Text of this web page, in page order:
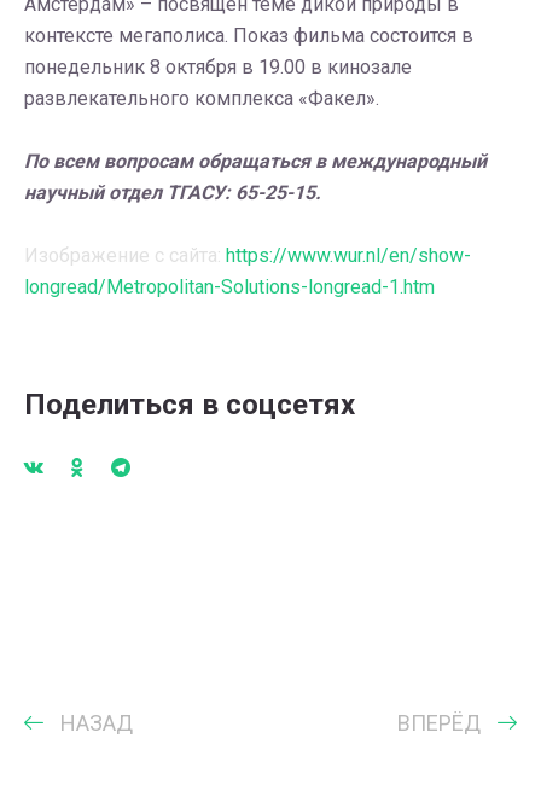
контексте мегаполиса. Показ фильма состоится в
понедельник 8 октября в 19.00 в кинозале
развлекательного комплекса «Факел».
По всем вопросам обращаться в международный
научный отдел ТГАСУ: 65-25-15.
Изображение с сайта: https://www.wur.nl/en/show-
longread/Metropolitan-Solutions-longread-1.htm
Поделиться в соцсетях
НАЗАД ВПЕРЁД